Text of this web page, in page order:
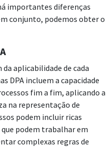
importantes diferenças
conjunto, podemos obter o
aplicabilidade de cada
DPA incluem a capacidade
fim a fim, aplicando a
na representação de
podem incluir ricas
podem trabalhar em
complexas regras de